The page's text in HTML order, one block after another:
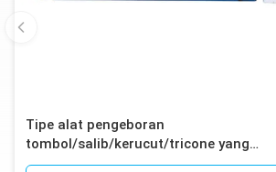
Tipe alat pengeboran
tombol/salib/kerucut/tricone yang
efisien untuk pengeboran dengan palu